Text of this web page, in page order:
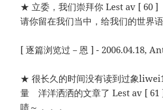
★ 立委，我们崇拜你 Lest av [ 60 ]
请你留在我们当中，给我们的世界
[ 逐篇浏览过－恩 ] - 2006.04.18,
★ 很长久的时间没有读到过象
量 洋洋洒洒的文章了 Lest av [ 61
啧～．．．